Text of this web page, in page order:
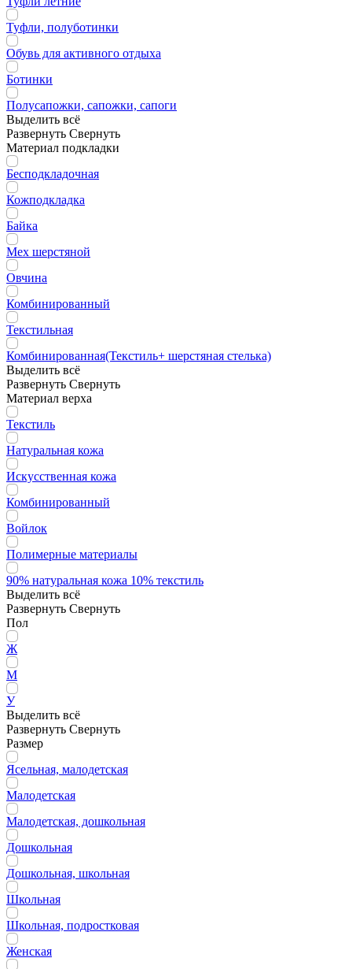
Туфли, полуботинки
Обувь для активного отдыха
Ботинки
Полусапожки, сапожки, сапоги
Выделить всё
Развернуть Свернуть
Материал подкладки
Бесподкладочная
Кожподкладка
Байка
Мех шерстяной
Овчина
Комбинированный
Текстильная
Комбинированная(Текстиль+ шерстяная стелька)
Выделить всё
Развернуть Свернуть
Материал верха
Текстиль
Натуральная кожа
Искусственная кожа
Комбинированный
Войлок
Полимерные материалы
90% натуральная кожа 10% текстиль
Выделить всё
Развернуть Свернуть
Пол
Ж
М
У
Выделить всё
Развернуть Свернуть
Размер
Ясельная, малодетская
Малодетская
Малодетская, дошкольная
Дошкольная
Дошкольная, школьная
Школьная
Школьная, подростковая
Женская